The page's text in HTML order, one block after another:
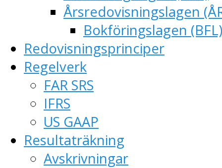
Årsredovisningslagen
Bokföringslagen (BFL)
Redovisningsprinciper
Regelverk
FAR SRS
IFRS
US GAAP
Resultaträkning
Avskrivningar